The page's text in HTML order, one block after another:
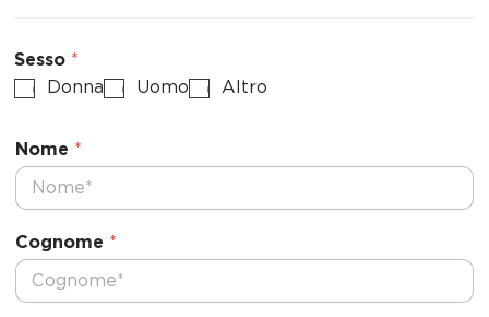
Sesso *
Donna
Uomo Altro
Nome *
Cognome *